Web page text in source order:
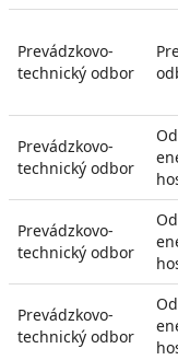
Prevádzkovo-
technický odbor
Prevádzkovo-
technický odbor
Prevádzkovo-
technický odbor
Prevádzkovo-
technický odbor